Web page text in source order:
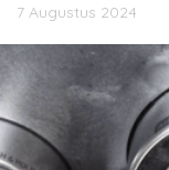
7 Augustus 2024